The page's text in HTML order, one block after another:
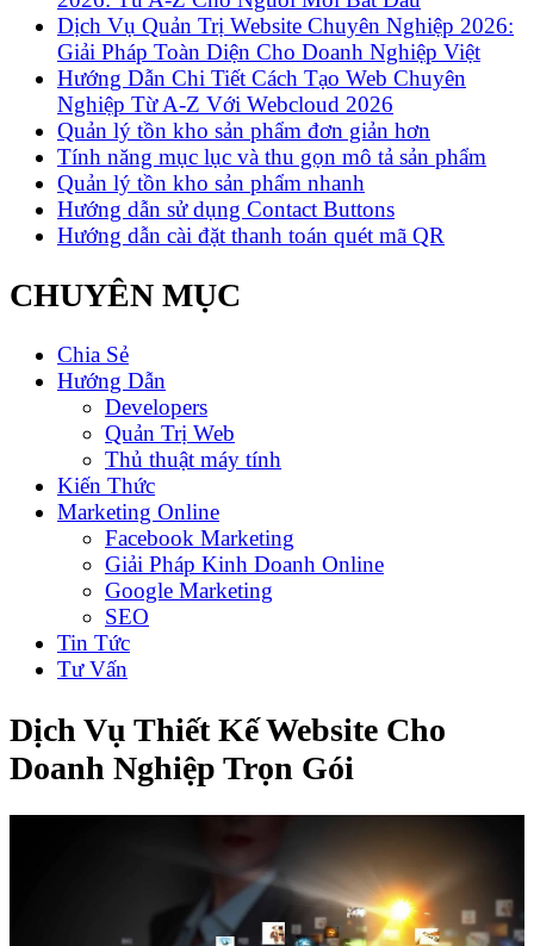
Dịch Vụ Quản Trị Website Chuyên Nghiệp 2026:
Giải Pháp Toàn Diện Cho Doanh Nghiệp Việt
Hướng Dẫn Chi Tiết Cách Tạo Web Chuyên
Nghiệp Từ A-Z Với Webcloud 2026
Quản lý tồn kho sản phẩm đơn giản hơn
Tính năng mục lục và thu gọn mô tả sản phẩm
Quản lý tồn kho sản phẩm nhanh
Hướng dẫn sử dụng Contact Buttons
Hướng dẫn cài đặt thanh toán quét mã QR
CHUYÊN MỤC
Chia Sẻ
Hướng Dẫn
Developers
Quản Trị Web
Thủ thuật máy tính
Kiến Thức
Marketing Online
Facebook Marketing
Giải Pháp Kinh Doanh Online
Google Marketing
SEO
Tin Tức
Tư Vấn
Dịch Vụ Thiết Kế Website Cho
Doanh Nghiệp Trọn Gói